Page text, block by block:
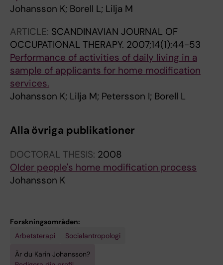
Johansson K; Borell L; Lilja M
ARTICLE: SCANDINAVIAN JOURNAL OF
OCCUPATIONAL THERAPY. 2007;14(1):44-53
Performance of activities of daily living in a
sample of applicants for home modification
services.
Johansson K; Lilja M; Petersson I; Borell L
Alla övriga publikationer
DOCTORAL THESIS: 2008
Older people's home modification process
Johansson K
Forskningsområden:
Arbetsterapi
Socialantropologi
Är du Karin Johansson?